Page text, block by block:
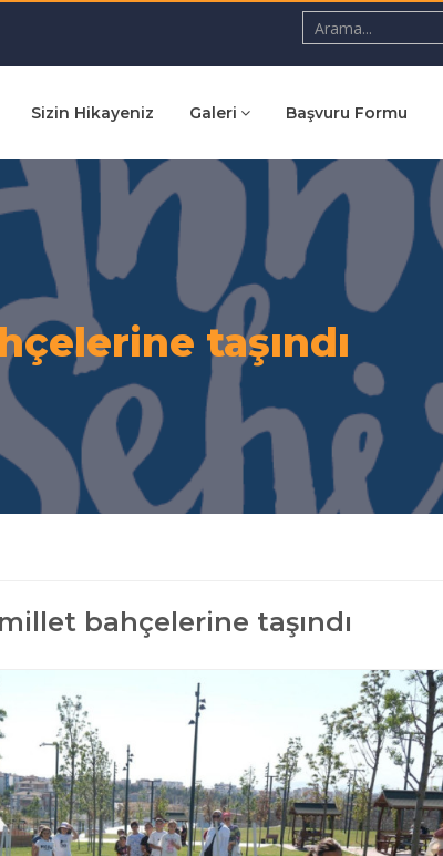
Sizin Hikayeniz Galeri Başvuru Formu
taşındı
bahçelerine taşındı